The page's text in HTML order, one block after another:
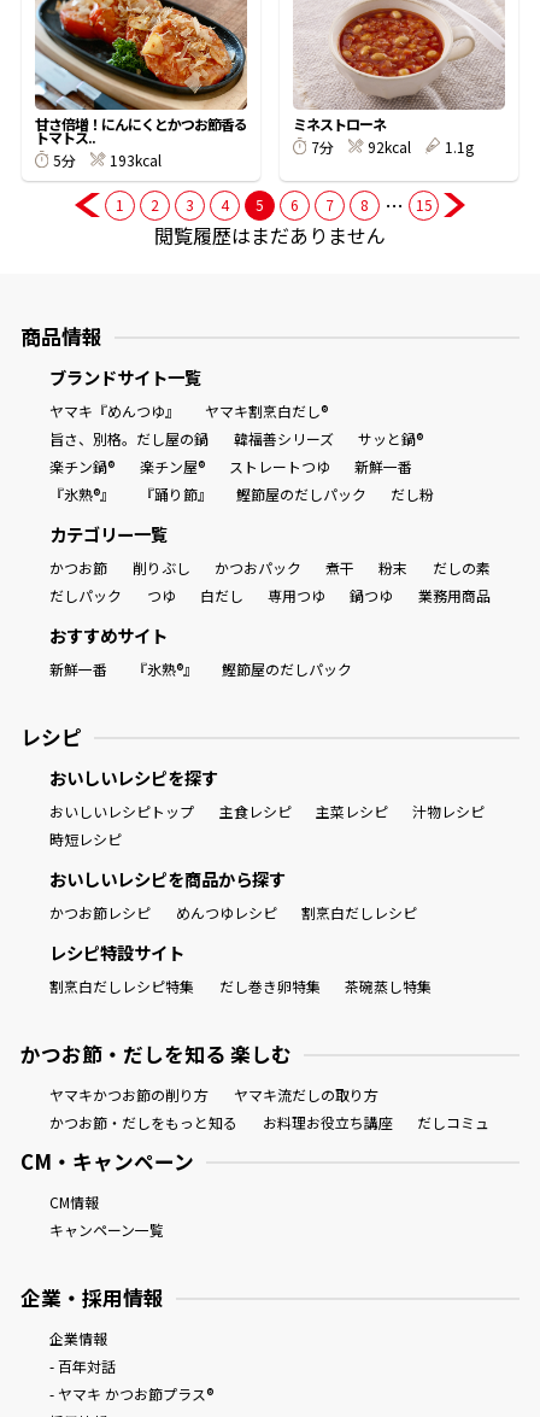
新鮮一番
氷熟®︎
だしパック
甘さ倍増！にんにくとかつお節香る
トマトス..
5分
193kcal
ミネストローネ
7分
92kcal 1.1g
1 2 3 4 5 6 7 8 … 15
閲覧履歴はまだありません
商品情報
ブランドサイト一覧
ヤマキ『めんつゆ』
ヤマキ割烹白だし®
旨さ、別格。だし屋の鍋
韓福善シリーズ
サッと鍋®
楽チン鍋®
楽チン屋® ストレートつゆ
新鮮一番
『氷熟®』
『踊り節』 鰹節屋のだしパック だし粉
カテゴリー一覧
かつお節 削りぶし かつおパック 煮干 粉末
だしの素
だしパック
つゆ 白だし 専用つゆ 鍋つゆ 業務用商品
おすすめサイト
新鮮一番 『氷熟®』 鰹節屋のだしパック
レシピ
おいしいレシピを探す
おいしいレシピトップ 主食レシピ 主菜レシピ
汁物レシピ
時短レシピ
おいしいレシピを商品から探す
かつお節レシピ めんつゆレシピ 割烹白だしレシピ
レシピ特設サイト
割烹白だしレシピ特集 だし巻き卵特集 茶碗蒸し特集
かつお節・だしを知る 楽しむ
ヤマキかつお節の削り方
ヤマキ流だしの取り方
かつお節・だしをもっと知る
お料理お役立ち講座 だしコミュ
CM・キャンペーン
CM情報
キャンペーン一覧
企業・採用情報
企業情報
- 百年対話
- ヤマキ かつお節プラス®